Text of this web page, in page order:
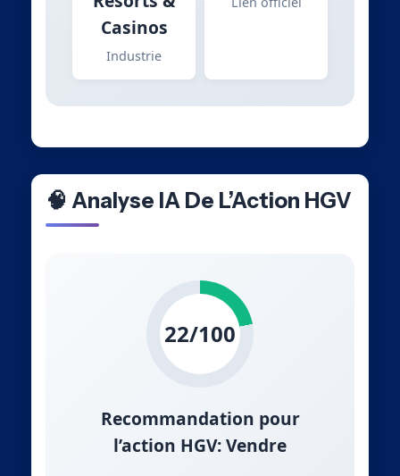
Casinos
Industrie
🧠 Analyse IA De L’Action HGV
22/100
Recommandation pour
l’action HGV: Vendre